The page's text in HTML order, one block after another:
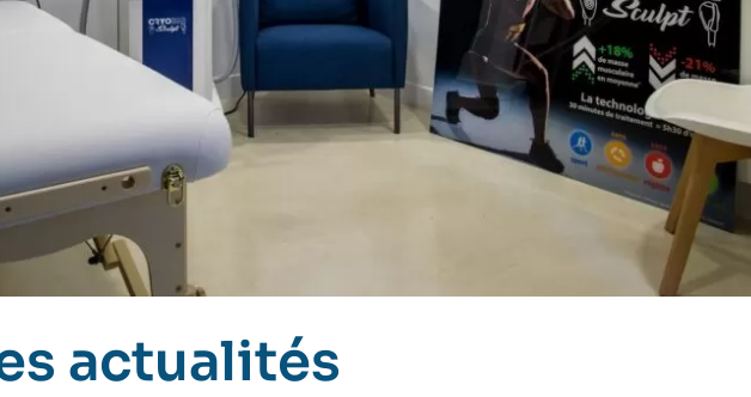
actualités